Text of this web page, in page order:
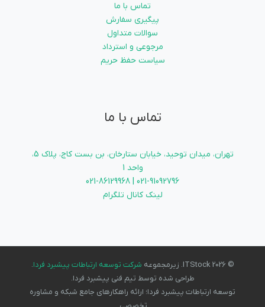
تماس با ما
پیگیری سفارش
سوالات متداول
مرجوعی و استرداد
سیاست حفظ حریم
تماس با ما
تهران، میدان توحید، خیابان ستارخان، بن بست کاج، پلاک 5،
واحد 1
021-91092796 | 021-86129968
لینک کانال تلگرام
© 2026 ITStock. زیرمجموعه شرکت توسعه ارتباطات پیشبرد فردا.
طراحی شده توسط تیم فنی پیشبرد فردا.
توسعه ارتباطات پیشبرد فردا؛ ارائه راهکارهای جامع شبکه و مشاوره